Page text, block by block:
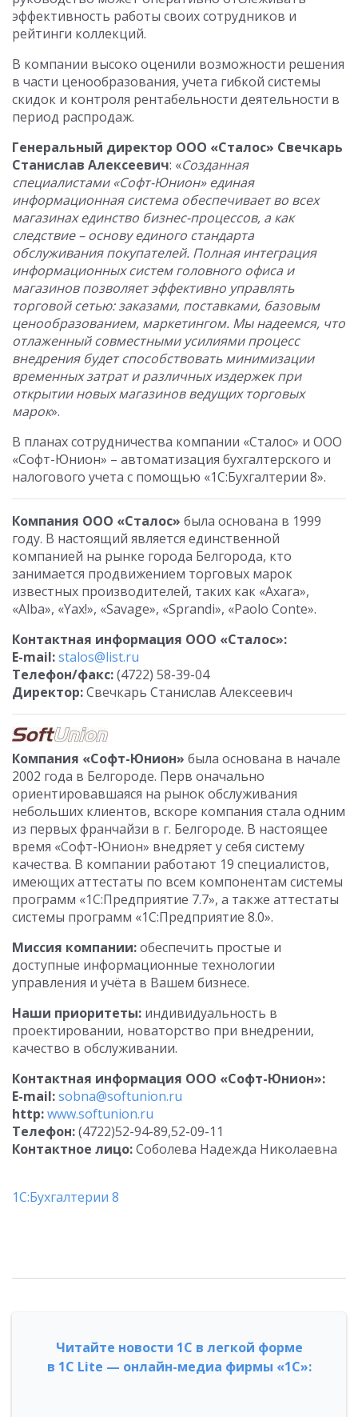
эффективность работы своих сотрудников и
рейтинги коллекций.
В компании высоко оценили возможности решения
в части ценообразования, учета гибкой системы
скидок и контроля рентабельности деятельности в
период распродаж.
Генеральный директор ООО «Сталос» Свечкарь
Станислав Алексеевич: «Созданная
специалистами «Софт-Юнион» единая
информационная система обеспечивает во всех
магазинах единство бизнес-процессов, а как
следствие – основу единого стандарта
обслуживания покупателей. Полная интеграция
информационных систем головного офиса и
магазинов позволяет эффективно управлять
торговой сетью: заказами, поставками, базовым
ценообразованием, маркетингом. Мы надеемся, что
отлаженный совместными усилиями процесс
внедрения будет способствовать минимизации
временных затрат и различных издержек при
открытии новых магазинов ведущих торговых
марок».
В планах сотрудничества компании «Сталос» и ООО
«Софт-Юнион» – автоматизация бухгалтерского и
налогового учета с помощью «1С:Бухгалтерии 8».
Компания ООО «Сталос» была основана в 1999
году. В настоящий является единственной
компанией на рынке города Белгорода, кто
занимается продвижением торговых марок
известных производителей, таких как «Axara»,
«Alba», «Yax!», «Savage», «Sprandi», «Paolo Conte».
Контактная информация ООО «Сталос»:
E-mail:stalos@list.ru
Телефон/факс:(4722) 58-39-04
Директор:Свечкарь Станислав Алексеевич
Компания «Софт-Юнион» была основана в начале
2002 года в Белгороде. Перв оначально
ориентировавшаяся на рынок обслуживания
небольших клиентов, вскоре компания стала одним
из первых франчайзи в г. Белгороде. В настоящее
время «Софт-Юнион» внедряет у себя систему
качества. В компании работают 19 специалистов,
имеющих аттестаты по всем компонентам системы
программ «1С:Предприятие 7.7», а также аттестаты
системы программ «1С:Предприятие 8.0».
Миссия компании:обеспечить простые и
доступные информационные технологии
управления и учёта в Вашем бизнесе.
Наши приоритеты: индивидуальность в
проектировании, новаторство при внедрении,
качество в обслуживании.
Контактная информация ООО «Софт-Юнион»:
E-mail:sobna@softunion.ru
http:www.softunion.ru
Телефон:(4722)52-94-89,52-09-11
Контактное лицо:Соболева Надежда Николаевна
1С:Бухгалтерии 8
Читайте новости 1С в легкой форме
в 1С Lite — онлайн-медиа фирмы «1С»: